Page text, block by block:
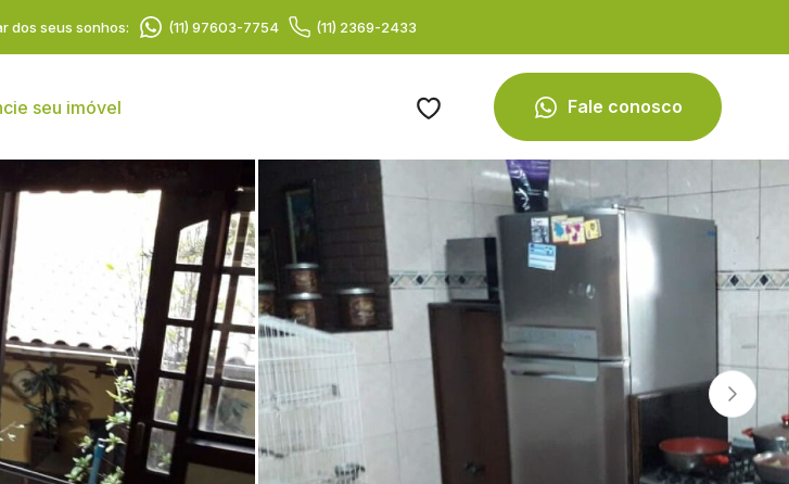
dos seus sonhos: (11) 97603-7754 (11) 2369-2433
seu imóvel Fale conosco